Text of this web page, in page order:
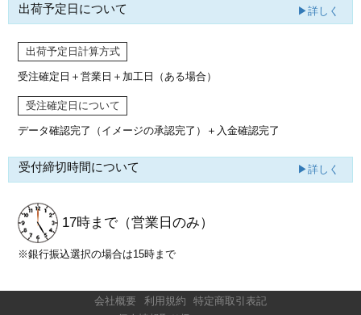
出荷予定日について ▶詳しく
出荷予定日計算方式
受注確定日＋営業日＋加工日（ある場合）
受注確定日について
データ確認完了（イメージの承認完了） ＋入金確認完了
受付締切時間について ▶詳しく
17時まで （営業日のみ）
※銀行振込選択の場合は15時まで
会社概要 利用規約
特定商取引表記